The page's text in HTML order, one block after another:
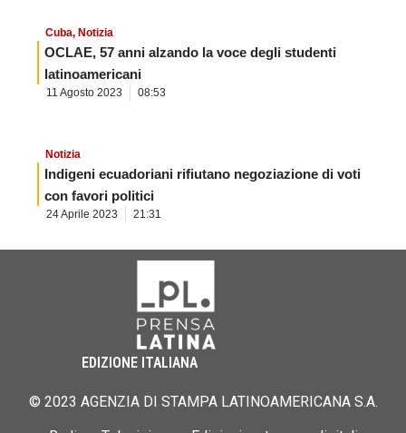
Cuba, Notizia
OCLAE, 57 anni alzando la voce degli studenti
latinoamericani
11 Agosto 2023 08:53
Notizia
Indigeni ecuadoriani rifiutano negoziazione di voti
con favori politici
24 Aprile 2023 21:31
EDIZIONE ITALIANA
© 2023 AGENZIA DI STAMPA LATINOAMERICANA S.A.